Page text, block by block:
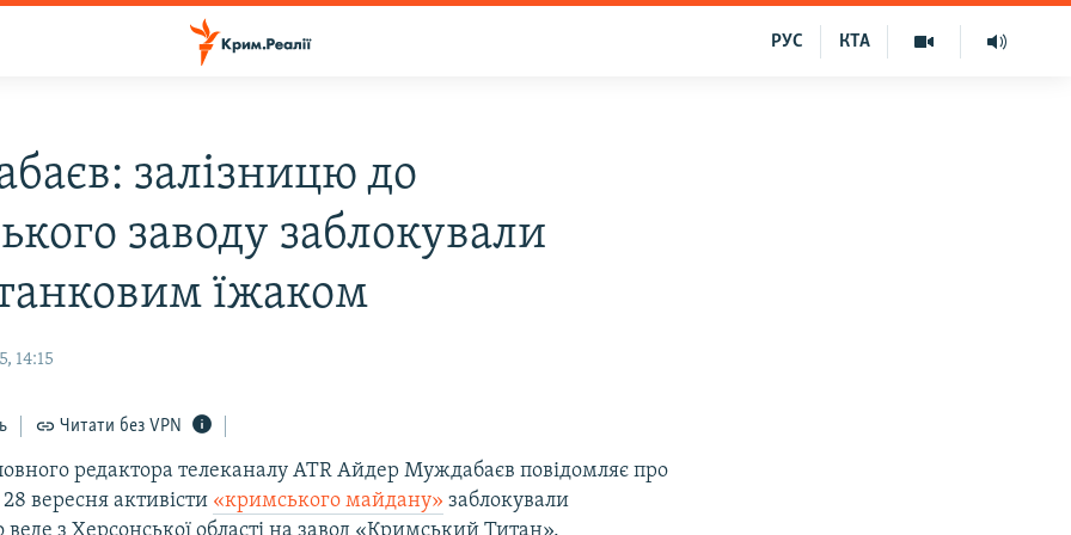
КТА
РУС
залізницю до
заводу заблокували
їжаком
14:15
Читати без VPN
редактора телеканалу АТR Айдер Муждабаєв повідомляє про
вересня активісти «кримського майдану» заблокували